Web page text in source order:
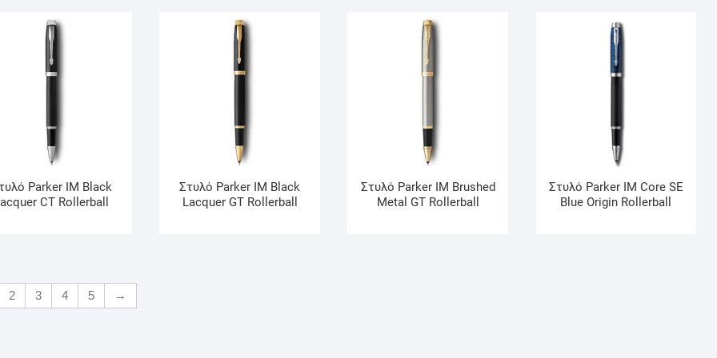
Parker IM Black
CT Rollerball
Στυλό Parker IM Black
Lacquer GT Rollerball
Στυλό Parker IM Brushed
Metal GT Rollerball
Στυλό Parker IM Core SE
Blue Origin Rollerball
2 3 4 5 →